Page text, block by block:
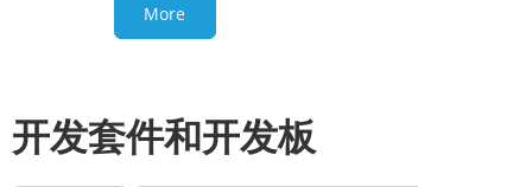
More
开发套件和开发板